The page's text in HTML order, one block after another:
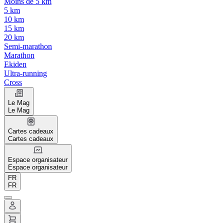
5 km
10 km
15 km
20 km
Semi-marathon
Marathon
Ekiden
Ultra-running
Cross
Le Mag
Le Mag
Cartes cadeaux
Cartes cadeaux
Espace organisateur
Espace organisateur
FR
FR